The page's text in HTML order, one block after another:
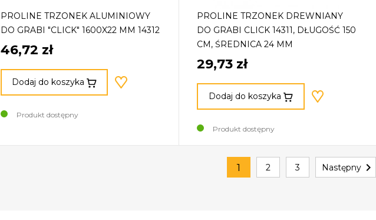
PROLINE TRZONEK ALUMINIOWY
DO GRABI "CLICK" 1600X22 MM 14312
46,72 zł
Dodaj do koszyka
Produkt dostępny
PROLINE TRZONEK DREWNIANY
DO GRABI CLICK 14311, DŁUGOŚĆ 150
CM, ŚREDNICA 24 MM
29,73 zł
Dodaj do koszyka
Produkt dostępny
1 2 3 Następny